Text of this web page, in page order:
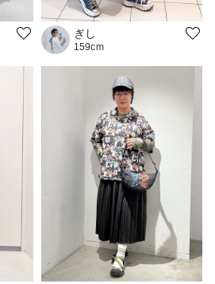
ぎし
159cm